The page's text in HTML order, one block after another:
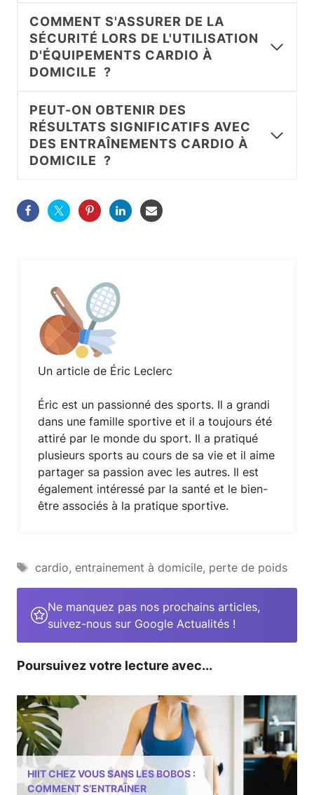
COMMENT S'ASSURER DE LA
SÉCURITÉ LORS DE L'UTILISATION
D'ÉQUIPEMENTS CARDIO À
DOMICILE ?
PEUT-ON OBTENIR DES
RÉSULTATS SIGNIFICATIFS AVEC
DES ENTRAÎNEMENTS CARDIO À
DOMICILE ?
Un article de Éric Leclerc
Éric est un passionné des sports. Il a grandi
dans une famille sportive et il a toujours été
attiré par le monde du sport. Il a pratiqué
plusieurs sports au cours de sa vie et il aime
partager sa passion avec les autres. Il est
également intéressé par la santé et le bien-
être associés à la pratique sportive.
Étiquettes
cardio, entrainement à domicile, perte de poids
Ne manquez pas nos prochains articles,
suivez-nous sur Google Actualités !
HIIT CHEZ VOUS SANS LES BOBOS :
COMMENT S’ENTRAÎNER
Poursuivez votre lecture avec...